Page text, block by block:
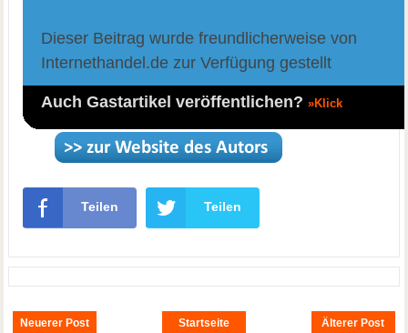
Dieser Beitrag wurde freundlicherweise von
Internethandel.de zur Verfügung gestellt
Auch Gastartikel veröffentlichen?»Klick
Teilen Teilen
Neuerer Post Älterer Post
Startseite